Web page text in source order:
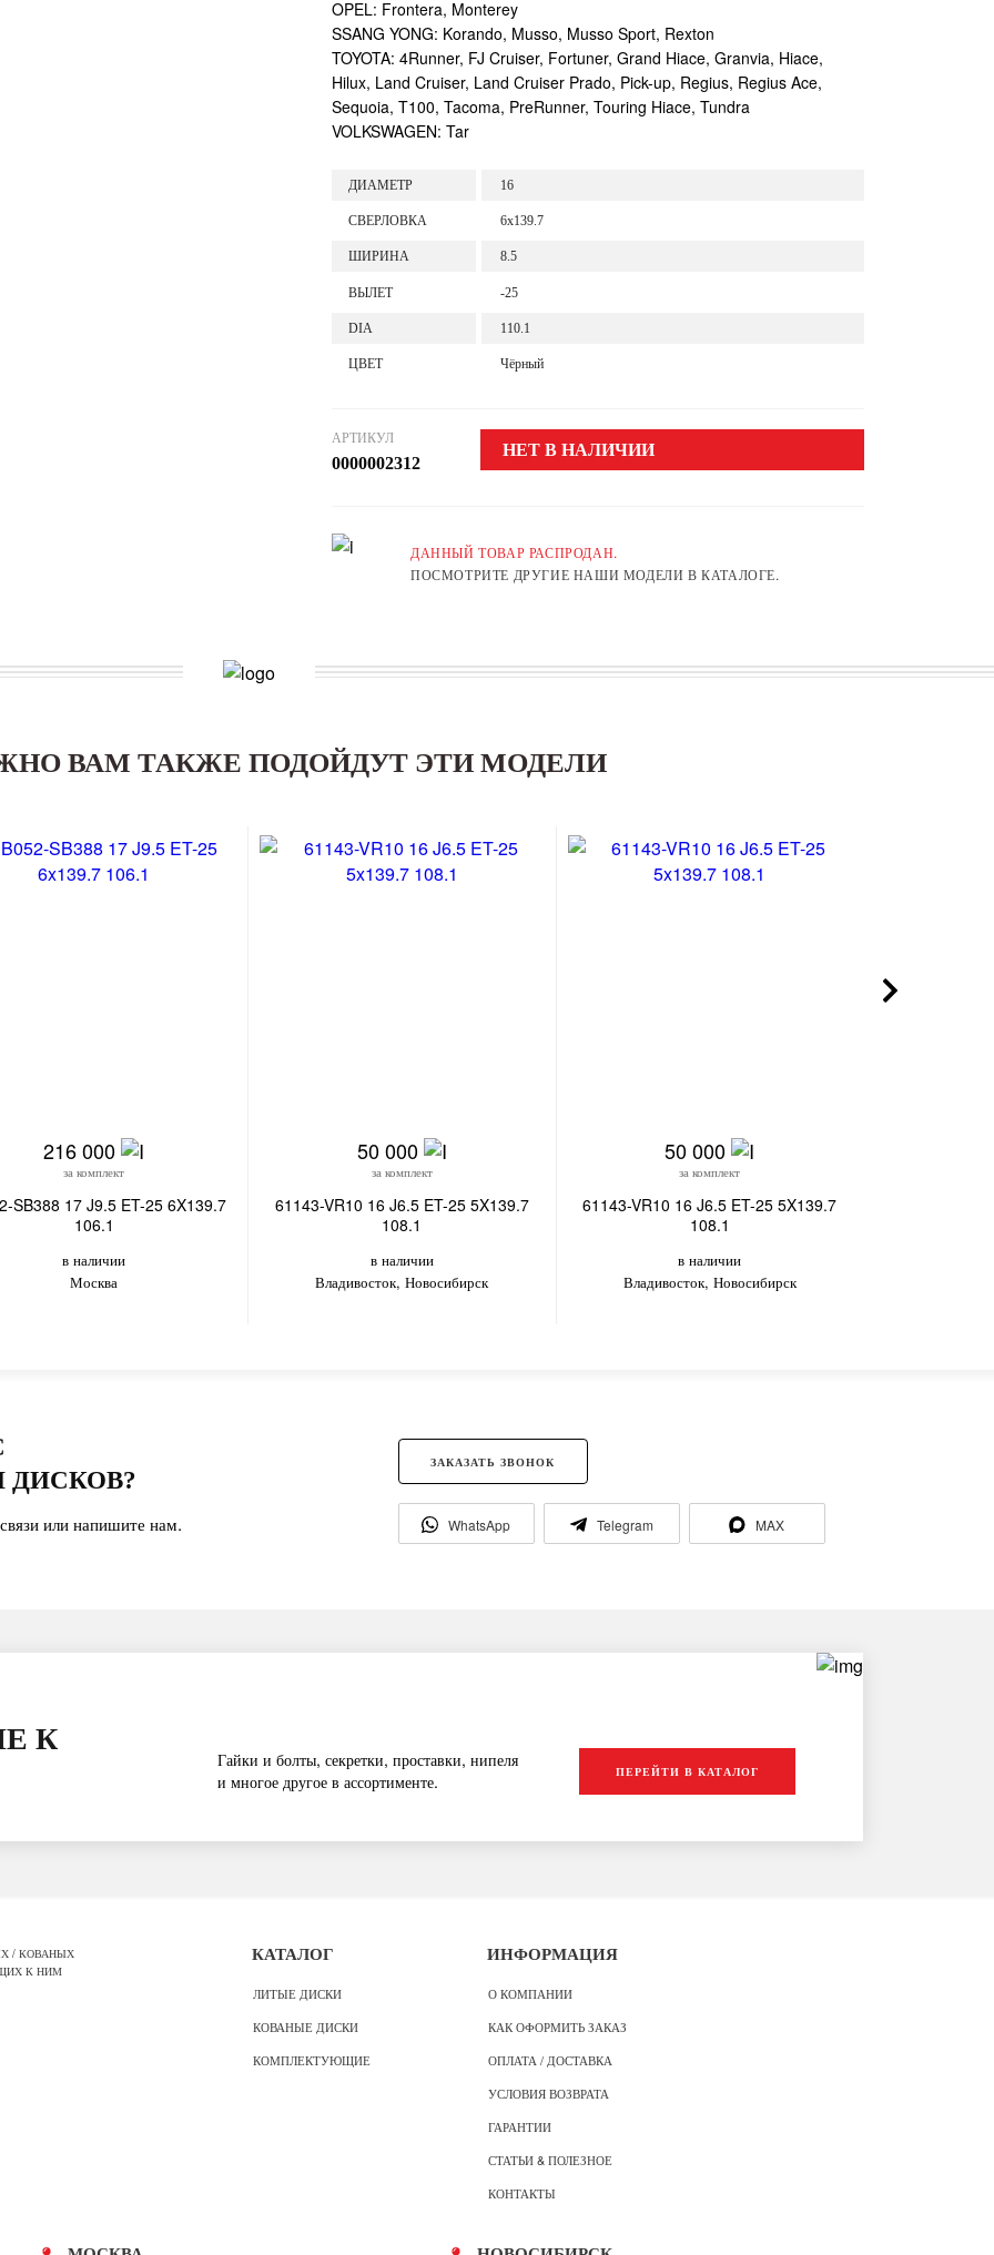
OPEL: Frontera, Monterey
SSANG YONG: Korando, Musso, Musso Sport, Rexton
TOYOTA: 4Runner, FJ Cruiser, Fortuner, Grand Hiace, Granvia, Hiace,
Hilux, Land Cruiser, Land Cruiser Prado, Pick-up, Regius, Regius Ace,
Sequoia, T100, Tacoma, PreRunner, Touring Hiace, Tundra
VOLKSWAGEN: Tar
ДИАМЕТР 16
СВЕРЛОВКА 6x139.7
ШИРИНА 8.5
ВЫЛЕТ -25
DIA 110.1
ЦВЕТ Чёрный
АРТИКУЛ
0000002312
НЕТ В НАЛИЧИИ
ДАННЫЙ ТОВАР РАСПРОДАН.
ПОСМОТРИТЕ ДРУГИЕ НАШИ МОДЕЛИ В КАТАЛОГЕ.
ВАМ ТАКЖЕ ПОДОЙДУТ ЭТИ МОДЕЛИ
216 000
за комплект
SB388 17 J9.5 ET-25 6X139.7
106.1
в наличии
Москва
50 000
за комплект
61143-VR10 16 J6.5 ET-25 5X139.7
108.1
в наличии
Владивосток, Новосибирск
50 000
за комплект
61143-VR10 16 J6.5 ET-25 5X139.7
108.1
в наличии
Владивосток, Новосибирск
или напишите нам.
ЗАКАЗАТЬ ЗВОНОК
WhatsApp Telegram MAX
К
Гайки и болты, секретки, проставки, нипеля
и многое другое в ассортименте.
ПЕРЕЙТИ В КАТАЛОГ
/ КОВАНЫХ
К НИМ
КАТАЛОГ
ЛИТЫЕ ДИСКИ
КОВАНЫЕ ДИСКИ
КОМПЛЕКТУЮЩИЕ
ИНФОРМАЦИЯ
О КОМПАНИИ
КАК ОФОРМИТЬ ЗАКАЗ
ОПЛАТА / ДОСТАВКА
УСЛОВИЯ ВОЗВРАТА
ГАРАНТИИ
СТАТЬИ & ПОЛЕЗНОЕ
КОНТАКТЫ